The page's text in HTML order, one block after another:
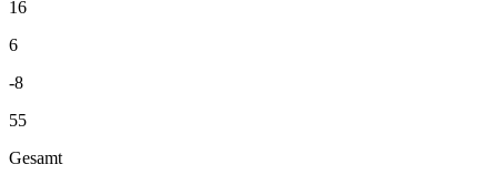
16
6
-8
55
Gesamt